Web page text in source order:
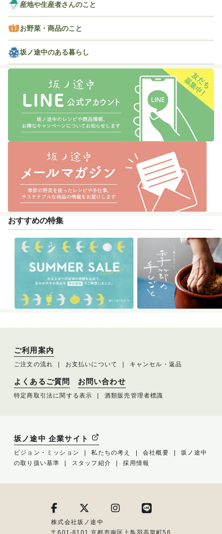
産地や生産者さんのこと
お野菜・商品のこと
坂ノ途中のある暮らし
おすすめの特集
ご利用案内
ご注文の流れ お支払いについて キャンセル・返品
よくあるご質問 お問い合わせ
特定商取引法に関する表示 酒類販売管理者標識
坂ノ途中 企業サイト
ビジョン・ミッション 私たちの考え 会社概要
坂ノ途中
の取り扱い基準
スタッフ紹介 採用情報
株式会社坂ノ途中
〒601-8101 京都市南区上鳥羽高畠町56